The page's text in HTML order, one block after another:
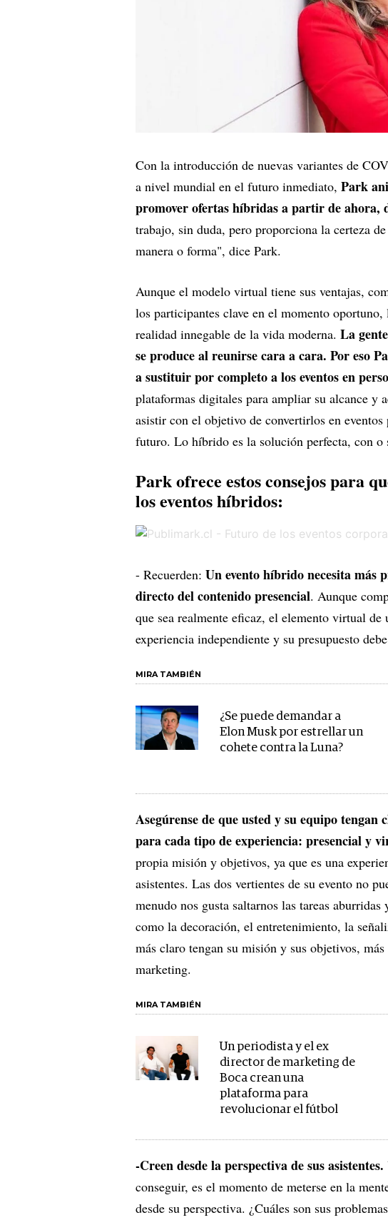
Con la introducción de nuevas variantes de
a nivel mundial en el futuro inmediato, Park
promover ofertas híbridas a partir de ahora,
trabajo, sin duda, pero proporciona la certeza
manera o forma", dice Park.
Aunque el modelo virtual tiene sus ventajas,
los participantes clave en el momento
realidad innegable de la vida moderna. La
se produce al reunirse cara a cara. Por eso
a sustituir por completo a los eventos en
plataformas digitales para ampliar su alcance y
asistir con el objetivo de convertirlos en
futuro. Lo híbrido es la solución perfecta, con o
Park ofrece estos consejos para
los eventos híbridos:
- Recuerden: Un evento híbrido necesita más
directo del contenido presencial. Aunque
que sea realmente eficaz, el elemento virtual
experiencia independiente y su presupuesto
MIRA TAMBIÉN
¿Se puede demandar a
Elon Musk por estrellar un
cohete contra la Luna?
Asegúrense de que usted y su equipo
para cada tipo de experiencia: presencial y
propia misión y objetivos, ya que es una
asistentes. Las dos vertientes de su evento no
menudo nos gusta saltarnos las tareas
como la decoración, el entretenimiento, la
más claro tengan su misión y sus objetivos,
marketing.
MIRA TAMBIÉN
Un periodista y el ex
director de marketing de
Boca crean una
plataforma para
revolucionar el fútbol
-Creen desde la perspectiva de sus asistentes.
conseguir, es el momento de meterse en la
desde su perspectiva. ¿Cuáles son sus